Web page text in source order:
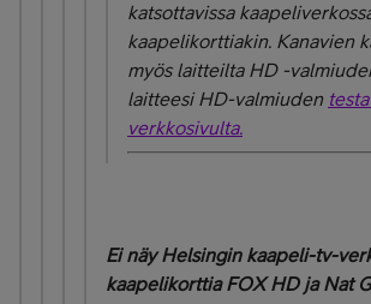
katsottavissa
kaapelikorttiakin. Kanavien
myös laitteilta HD -
laitteesi HD-valmiuden
verkkosivulta.
Ei näy Helsingin kaapeli-tv-
kaapelikorttia FOX HD ja Nat